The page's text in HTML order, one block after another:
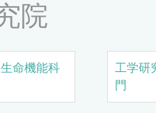
院
命機能科
工学研
門